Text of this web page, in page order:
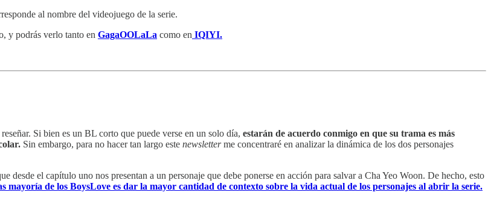
al nombre del videojuego de la serie.
y podrás verlo tanto en GagaOOLaLa como en IQIYI.
Si bien es un BL corto que puede verse en un solo día, estarán de acuerdo conmigo en que su trama es más
Sin embargo, para no hacer tan largo este newsletterme concentraré en analizar la dinámica de los dos personajes
el capítulo uno nos presentan a un personaje que debe ponerse en acción para salvar a Cha Yeo Woon. De hecho, esto
mayoría de los BoysLove es dar la mayor cantidad de contexto sobre la vida actual de los personajes al abrir la serie.